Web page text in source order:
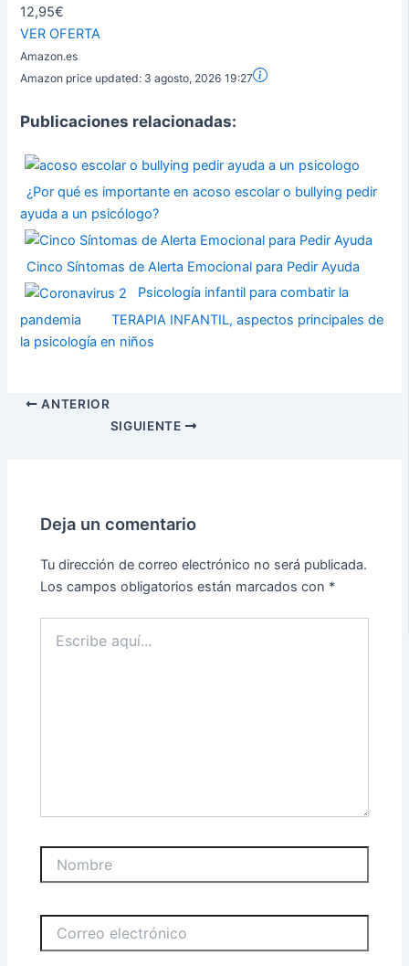
12,95€
VER OFERTA
Amazon.es
Amazon price updated: 3 agosto, 2026 19:27
Publicaciones relacionadas:
¿Por qué es importante en acoso escolar o bullying pedir
ayuda a un psicólogo?
Cinco Síntomas de Alerta Emocional para Pedir Ayuda
Psicología infantil para combatir la
pandemia
TERAPIA INFANTIL, aspectos principales de
la psicología en niños
ANTERIOR
SIGUIENTE
Deja un comentario
Tu dirección de correo electrónico no será publicada.
Los campos obligatorios están marcados con *
aquí...
electrónico